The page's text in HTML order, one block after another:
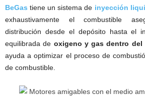
BeGas tiene un sistema de inyección
exhaustivamente el combustible
distribución desde el depósito hasta el
equilibrada de oxigeno y gas dentro del
ayuda a optimizar el proceso de
de combustible.